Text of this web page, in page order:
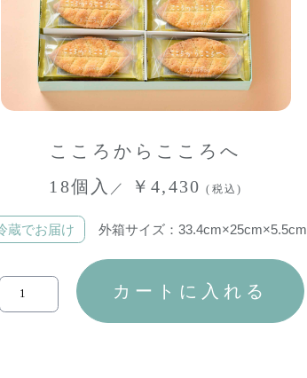
こころからこころへ
18個入 ／ ￥4,430 (税込)
蔵でお届け 外箱サイズ：33.4cm×25cm×5.5cm